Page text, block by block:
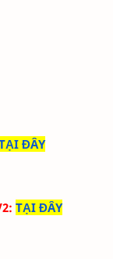
ĐÂY
: TẠI ĐÂY